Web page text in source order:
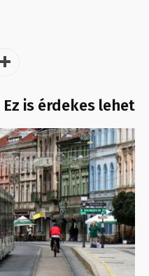
Ez is érdekes lehet